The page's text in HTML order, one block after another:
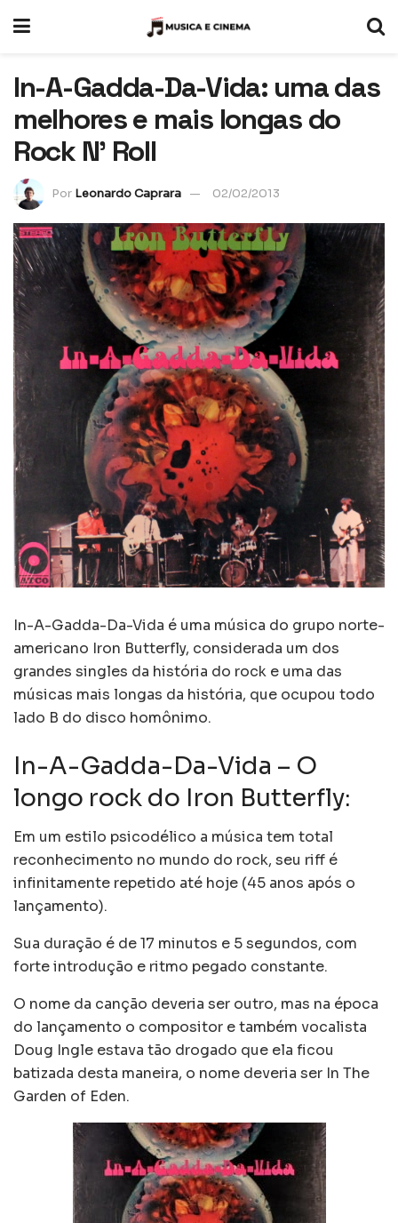
In-A-Gadda-Da-Vida: uma das
melhores e mais longas do
Rock N’ Roll
Por Leonardo Caprara 02/02/2013
In-A-Gadda-Da-Vida é uma música do grupo norte-
americano Iron Butterfly, considerada um dos
grandes singles da história do rock e uma das
músicas mais longas da história, que ocupou todo
lado B do disco homônimo.
In-A-Gadda-Da-Vida – O
longo rock do Iron Butterfly:
Em um estilo psicodélico a música tem total
reconhecimento no mundo do rock, seu riff é
infinitamente repetido até hoje (45 anos após o
lançamento).
Sua duração é de 17 minutos e 5 segundos, com
forte introdução e ritmo pegado constante.
O nome da canção deveria ser outro, mas na época
do lançamento o compositor e também vocalista
Doug Ingle estava tão drogado que ela ficou
batizada desta maneira, o nome deveria ser In The
Garden of Eden.